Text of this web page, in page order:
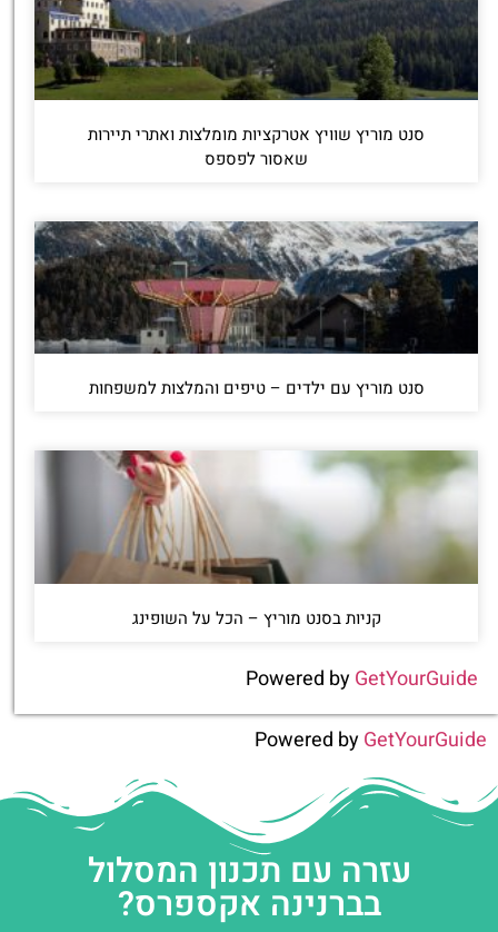
סנט מוריץ שוויץ אטרקציות מומלצות ואתרי תיירות
שאסור לפספס
סנט מוריץ עם ילדים – טיפים והמלצות למשפחות
קניות בסנט מוריץ – הכל על השופינג
Powered byGetYourGuide
Powered byGetYourGuide
עזרה עם תכנון המסלול
בברנינה אקספרס?